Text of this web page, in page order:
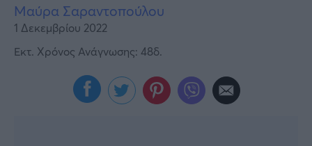
Viral
Κουζίνα
Μαύρα Σαραντοπούλου
1 Δεκεμβρίου 2022
Εκτ. Χρόνος Ανάγνωσης: 48δ.